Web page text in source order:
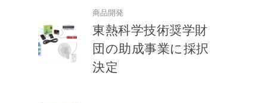
商品開発
東熱科学技術奨学財
団の助成事業に採択
決定